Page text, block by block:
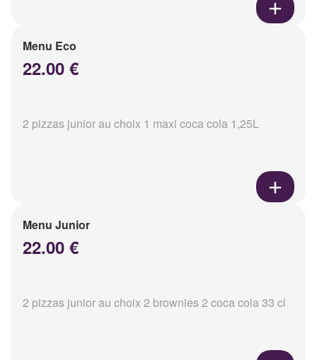
Menu Eco
22.00 €
2 pizzas junior au choix 1 maxi coca cola 1,25L
Menu Junior
22.00 €
2 pizzas junior au choix 2 brownies 2 coca cola 33 cl